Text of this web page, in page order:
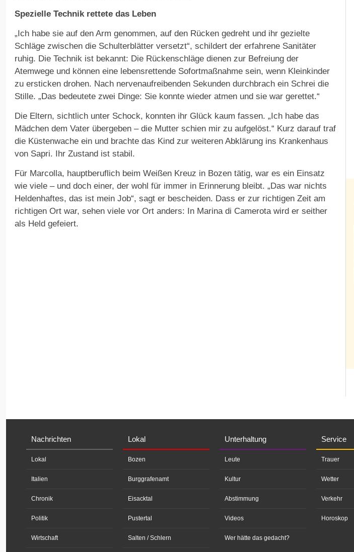
Spezielle Technik rettete das Leben
„Ich habe sie auf den Arm genommen, auf den Rücken gedreht und ihr gezielte
Schläge zwischen die Schulterblätter versetzt“, schildert der erfahrene Sanitäter
ruhig. Die Technik ist bekannt: Die Rückenschläge dienen zur Befreiung der
Atemwege und können eine lebensrettende Sofortmaßnahme sein, wenn Kleinkinder
zu ersticken drohen. Nach nervenaufreibenden Sekunden durchbrach ein Schrei die
Stille. „Das bedeutete zwei Dinge: Sie konnte wieder atmen und sie war gerettet.“
Die Eltern, sichtlich unter Schock, konnten ihr Glück kaum fassen. „Ich habe das
Mädchen dem Vater übergeben – die Mutter schien mir zu aufgelöst.“ Kurz darauf traf
die Küstenwache ein und brachte das Kind zur weiteren Abklärung ins Krankenhaus
von Sapri. Ihr Zustand ist stabil.
Für Marcolla, hauptberuflich beim Weißen Kreuz in Bozen tätig, war es ein Einsatz
wie viele – und doch einer, der wohl für immer in Erinnerung bleibt. „Das war nichts
Heldenhaftes, das ist mein Job“, sagt er bescheiden. Dass er zur richtigen Zeit am
richtigen Ort war, sehen viele vor Ort anders: In Marina di Camerota wird er seither
als Held gefeiert.
Nachrichten
Lokal
Italien
Chronik
Politik
Wirtschaft
Lokal
Bozen
Burggrafenamt
Eisacktal
Pustertal
Salten / Schlern
Unterhaltung
Leute
Kultur
Abstimmung
Videos
Wer hätte das gedacht?
Service
Trauer
Wetter
Verkehr
Horoskop